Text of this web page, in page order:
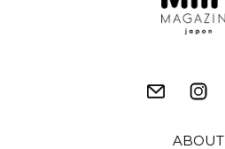
ABOUT